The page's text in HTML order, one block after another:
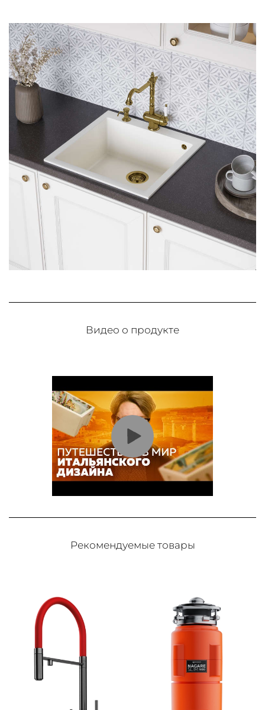
Видео о продукте
Рекомендуемые товары